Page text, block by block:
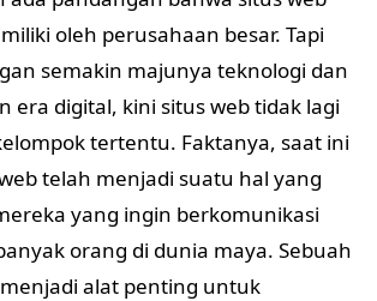
oleh perusahaan besar. Tapi
semakin majunya teknologi dan
era digital, kini situs web tidak lagi
tertentu. Faktanya, saat ini
telah menjadi suatu hal yang
yang ingin berkomunikasi
orang di dunia maya. Sebuah
alat penting untuk